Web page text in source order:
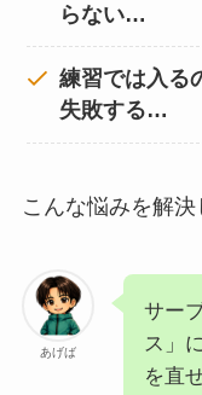
らない…
練習では入る
失敗する…
こんな悩みを解決
あげば
サー
ス」
を直